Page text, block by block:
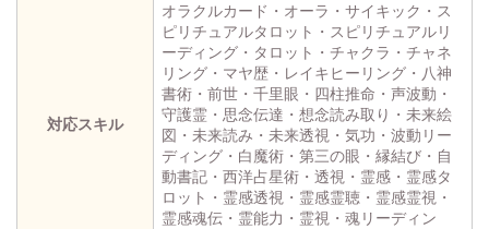
対応スキル
オラクルカード・オーラ・サイキック・ス
ピリチュアルタロット・スピリチュアルリ
ーディング・タロット・チャクラ・チャネ
リング・マヤ歴・レイキヒーリング・八神
書術・前世・千里眼・四柱推命・声波動・
守護霊・思念伝達・想念読み取り・未来絵
図・未来読み・未来透視・気功・波動リー
ディング・白魔術・第三の眼・縁結び・自
動書記・西洋占星術・透視・霊感・霊感タ
ロット・霊感透視・霊感霊聴・霊感霊視・
霊感魂伝・霊能力・霊視・魂リーディン